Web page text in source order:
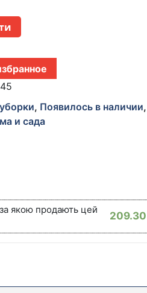
, Появилось в наличии,
и сада
якою продають цей
209.30